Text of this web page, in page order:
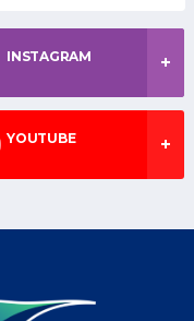
INSTAGRAM
YOUTUBE